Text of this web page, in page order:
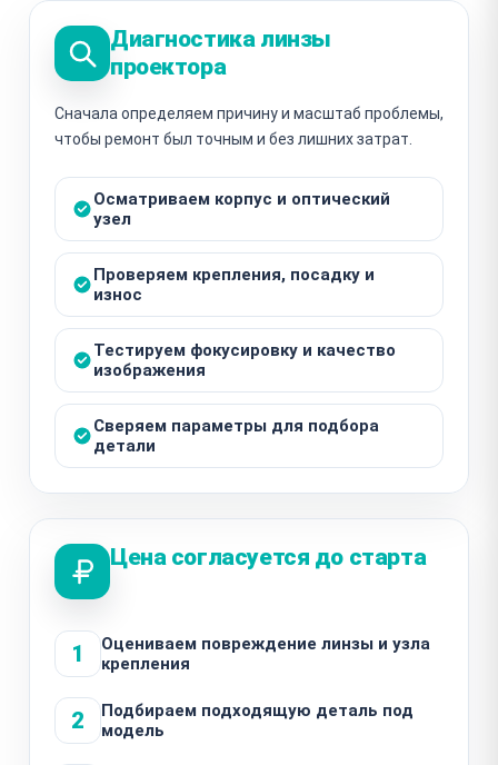
Диагностика линзы
проектора
Сначала определяем причину и масштаб проблемы,
чтобы ремонт был точным и без лишних затрат.
Осматриваем корпус и оптический
узел
Проверяем крепления, посадку и
износ
Тестируем фокусировку и качество
изображения
Сверяем параметры для подбора
детали
Цена согласуется до старта
1
Оцениваем повреждение линзы и узла
крепления
2
Подбираем подходящую деталь под
модель